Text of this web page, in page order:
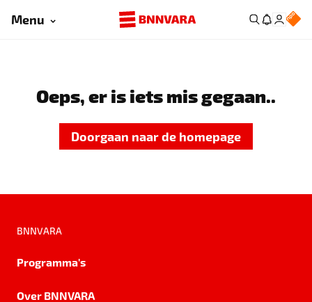
Menu
Oeps, er is iets mis gegaan..
Doorgaan naar de homepage
BNNVARA
Programma's
Over BNNVARA